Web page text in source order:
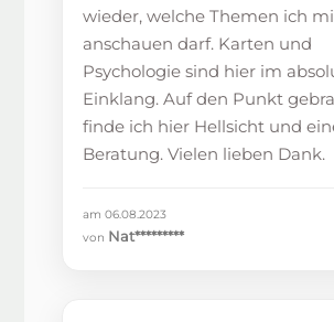
wieder, welche Themen ich
anschauen darf. Karten und
Psychologie sind hier im
Einklang. Auf den Punkt
finde ich hier Hellsicht und
Beratung. Vielen lieben Dank.
am 06.08.2023
von Nat*********